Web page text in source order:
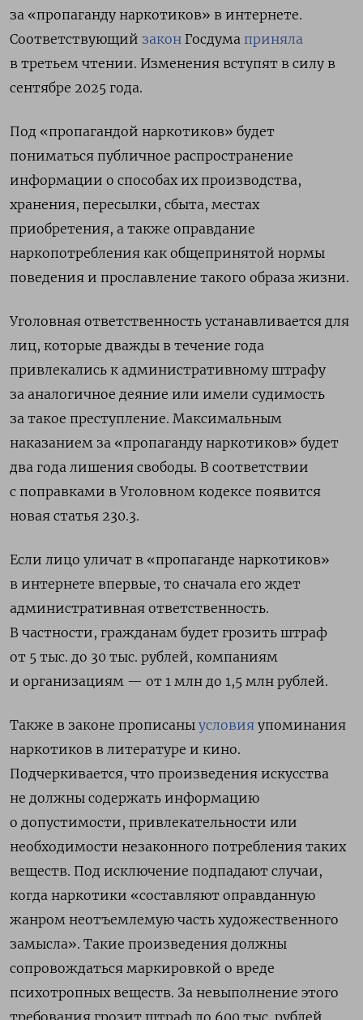
за «пропаганду наркотиков» в интернете.
Соответствующий закон Госдума приняла
в третьем чтении. Изменения вступят в силу в
сентябре 2025 года.
Под «пропагандой наркотиков» будет
пониматься публичное распространение
информации о способах их производства,
хранения, пересылки, сбыта, местах
приобретения, а также оправдание
наркопотребления как общепринятой нормы
поведения и прославление такого образа жизни.
Уголовная ответственность устанавливается для
лиц, которые дважды в течение года
привлекались к административному штрафу
за аналогичное деяние или имели судимость
за такое преступление. Максимальным
наказанием за «пропаганду наркотиков» будет
два года лишения свободы. В соответствии
с поправками в Уголовном кодексе появится
новая статья 230.3.
Если лицо уличат в «пропаганде наркотиков»
в интернете впервые, то сначала его ждет
административная ответственность.
В частности, гражданам будет грозить штраф
от 5 тыс. до 30 тыс. рублей, компаниям
и организациям — от 1 млн до 1,5 млн рублей.
Также в законе прописаны условия упоминания
наркотиков в литературе и кино.
Подчеркивается, что произведения искусства
не должны содержать информацию
о допустимости, привлекательности или
необходимости незаконного потребления таких
веществ. Под исключение подпадают случаи,
когда наркотики «составляют оправданную
жанром неотъемлемую часть художественного
замысла». Такие произведения должны
сопровождаться маркировкой о вреде
психотропных веществ. За невыполнение этого